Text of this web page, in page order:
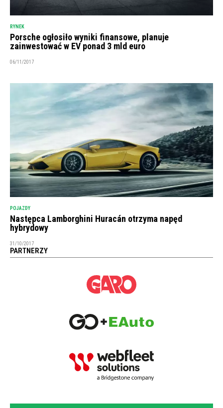
RYNEK
Porsche ogłosiło wyniki finansowe, planuje
zainwestować w EV ponad 3 mld euro
06/11/2017
POJAZDY
Następca Lamborghini Huracán otrzyma napęd
hybrydowy
31/10/2017
PARTNERZY